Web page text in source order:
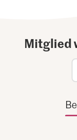
Mitglied